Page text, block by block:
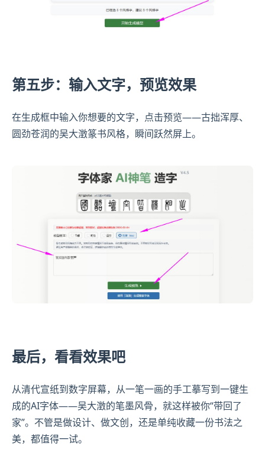
第五步：输入文字，预览效果
在生成框中输入你想要的文字，点击预览——古拙浑厚、
圆劲苍润的吴大澂篆书风格，瞬间跃然屏上。
最后，看看效果吧
从清代宣纸到数字屏幕，从一笔一画的手工摹写到一键生
成的AI字体——吴大澂的笔墨风骨，就这样被你“带回了
家”。不管是做设计、做文创，还是单纯收藏一份书法之
美，都值得一试。